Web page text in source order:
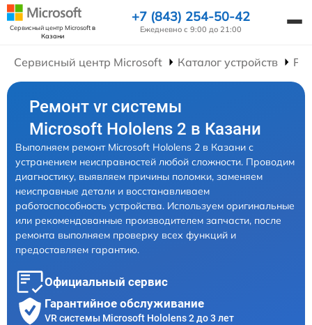
Сервисный центр Microsoftв
Казани
+7 (843) 254-50-42
Ежедневно с 9:00 до 21:00
Сервисный центр Microsoft Каталог устройств
Ремонт vr системы
Microsoft Hololens 2 в Казани
Выполняем ремонт Microsoft Hololens 2 в Казани с
устранением неисправностей любой сложности. Проводим
диагностику, выявляем причины поломки, заменяем
неисправные детали и восстанавливаем
работоспособность устройства. Используем оригинальные
или рекомендованные производителем запчасти, после
ремонта выполняем проверку всех функций и
предоставляем гарантию.
Официальный сервис
Гарантийное обслуживание
VR системы Microsoft Hololens 2 до 3 лет